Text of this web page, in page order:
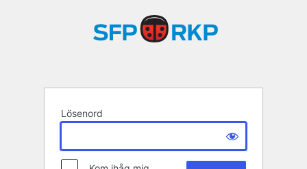
Lösenord